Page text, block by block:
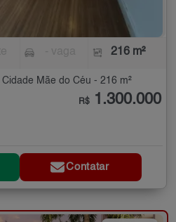
216 m²
Mãe do Céu - 216 m²
R$ 1.300.000
Contatar